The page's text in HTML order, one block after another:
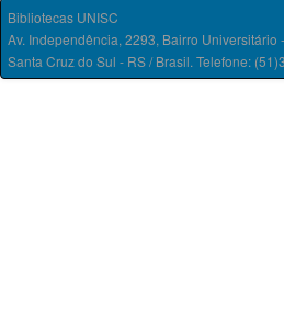
Bibliotecas UNISC
Av. Independência, 2293, Bairro Universitário
Santa Cruz do Sul - RS / Brasil. Telefone: